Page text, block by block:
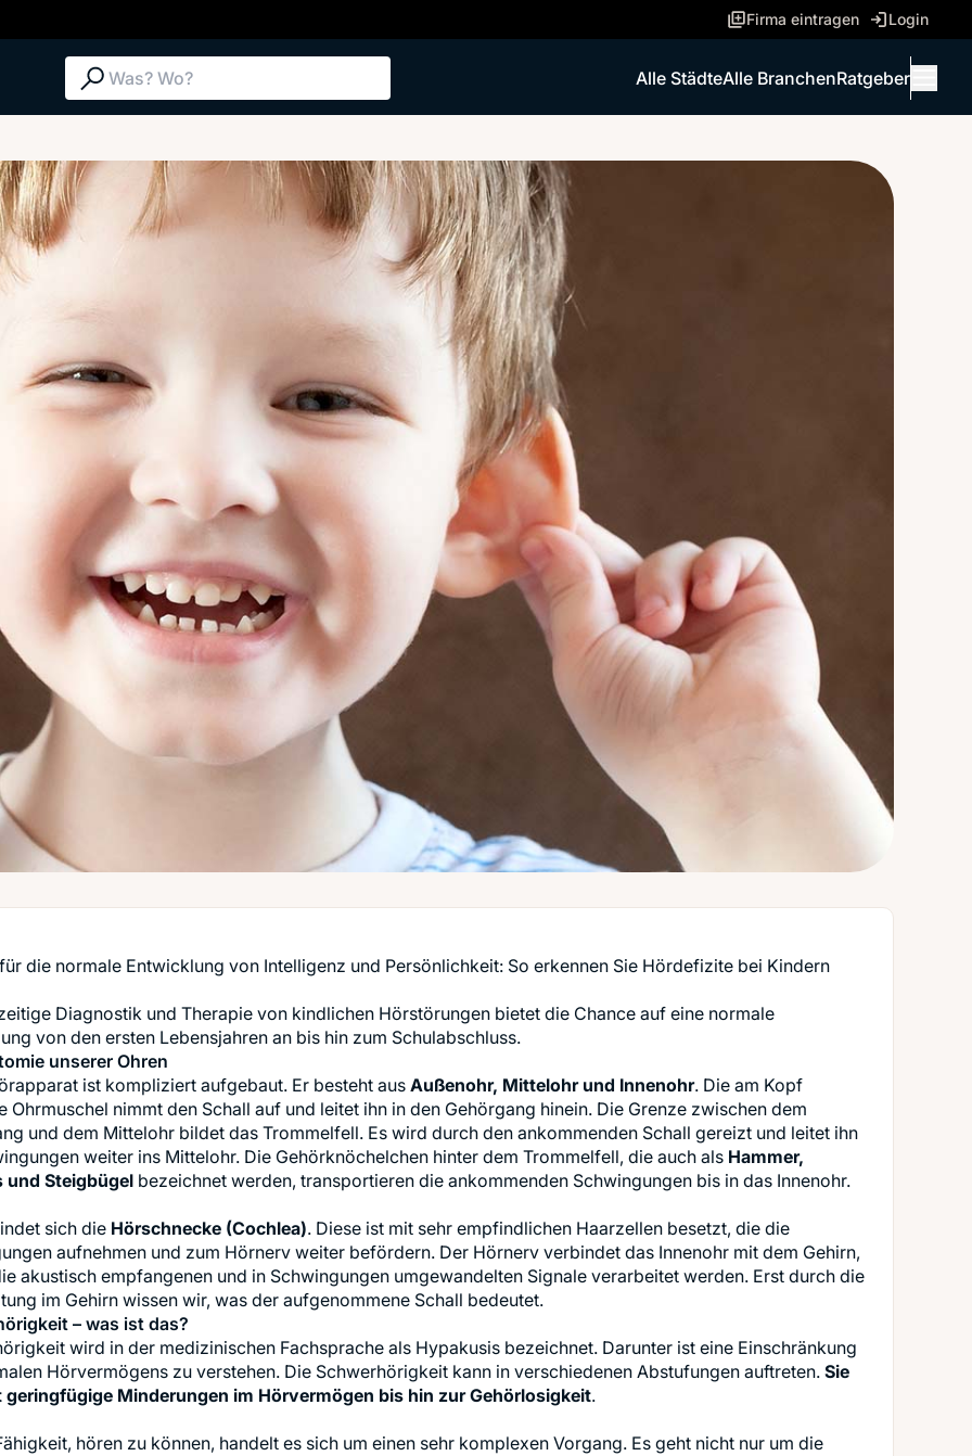
Firma eintragen Login
Suche: Was? Wo?
Alle StädteAlle BranchenRatgeber
die normale Entwicklung von Intelligenz und Persönlichkeit: So erkennen Sie Hördefizite bei Kindern
Diagnostik und Therapie von kindlichen Hörstörungen bietet die Chance auf eine normale
unserer Ohren
ist kompliziert aufgebaut. Er besteht aus Außenohr, Mittelohr und Innenohr. Die am Kopf
Ohrmuschel nimmt den Schall auf und leitet ihn in den Gehörgang hinein. Die Grenze zwischen dem
und dem Mittelohr bildet das Trommelfell. Es wird durch den ankommenden Schall gereizt und leitet ihn
weiter ins Mittelohr. Die Gehörknöchelchen hinter dem Trommelfell, die auch als Hammer,
und Steigbügel bezeichnet werden, transportieren die ankommenden Schwingungen bis in das Innenohr.
sich die Hörschnecke (Cochlea). Diese ist mit sehr empfindlichen Haarzellen besetzt, die die
aufnehmen und zum Hörnerv weiter befördern. Der Hörnerv verbindet das Innenohr mit dem Gehirn,
akustisch empfangenen und in Schwingungen umgewandelten Signale verarbeitet werden. Erst durch die
– was ist das?
wird in der medizinischen Fachsprache als Hypakusis bezeichnet. Darunter ist eine Einschränkung
Hörvermögens zu verstehen. Die Schwerhörigkeit kann in verschiedenen Abstufungen auftreten. Sie
Minderungen im Hörvermögen bis hin zur Gehörlosigkeit.
hören zu können, handelt es sich um einen sehr komplexen Vorgang. Es geht nicht nur um die